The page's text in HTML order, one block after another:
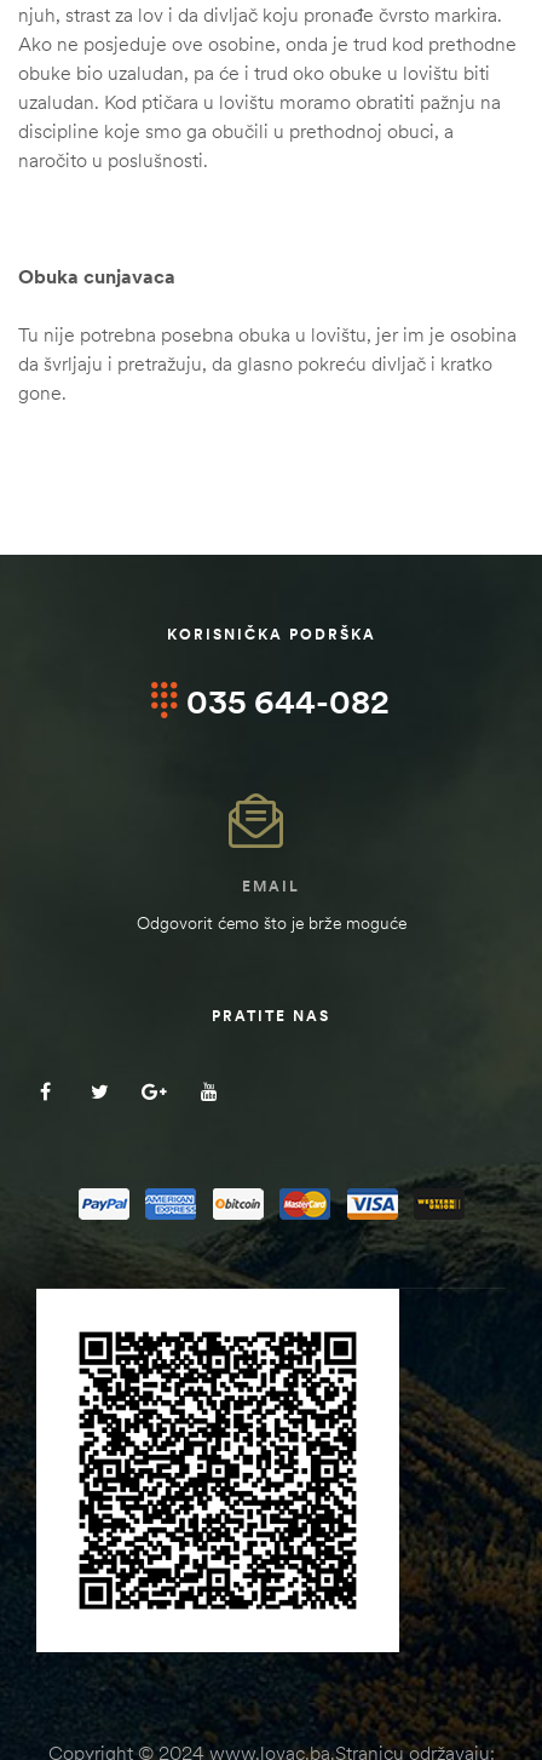
njuh, strast za lov i da divljač koju pronađe čvrsto markira.
Ako ne posjeduje ove osobine, onda je trud kod prethodne
obuke bio uzaludan, pa će i trud oko obuke u lovištu biti
uzaludan. Kod ptičara u lovištu moramo obratiti pažnju na
discipline koje smo ga obučili u prethodnoj obuci, a
naročito u poslušnosti.
Obuka cunjavaca
Tu nije potrebna posebna obuka u lovištu, jer im je osobina
da švrljaju i pretražuju, da glasno pokreću divljač i kratko
gone.
KORISNIČKA PODRŠKA
035 644-082
EMAIL
Odgovorit ćemo što je brže moguće
PRATITE NAS
Copyright © 2024 www.lovac.ba.Stranicu održavaju: